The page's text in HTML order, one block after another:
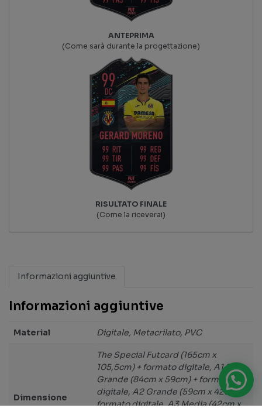
ANTEPRIMA
(Come sarà durante la progettazione)
RISULTATO FINALE
(Come la riceverai)
Informazioni aggiuntive
Informazioni aggiuntive
Material Digitale, Metacrilato, PVC
Dimensione
The Special Futcard (165cm x
105,5cm) + formato digitale, A1 Extra
Grande (84cm x 59cm) + formato
digitale, A2 Grande (59cm x 42cm) +
formato digitale, A3 Media (42cm x